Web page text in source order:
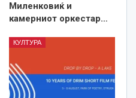
Миленковиќ и
камерниот оркестар…
КУЛТУРА